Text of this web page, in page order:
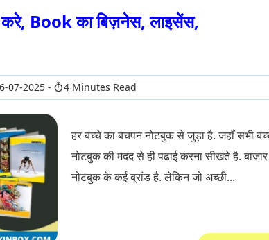
Book का बिज़नेस, लाइसेंस,
07-2025 4 Minutes Read
हर बच्चे का बचपन नोटबुक से जुड़ा है. जहाँ सभी
नोटबुक की मदद से ही पढाई करना सीखते है.
नोटबुक के कई ब्रांड है. लेकिन जो अच्छी...